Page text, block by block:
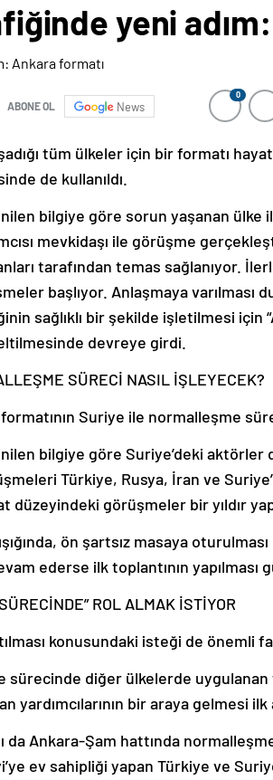
yeni
ABONE OL News
0
tüm ülkeler için bir formatı
de kullanıldı.
bilgiye göre sorun yaşanan ülke
mevkidaşı ile görüşme
tarafından temas sağlanıyor.
başlıyor. Anlaşmaya varılması
sağlıklı bir şekilde işletilmesi için
devreye girdi.
SÜRECİ NASIL İŞLEYECEK?
Suriye ile normalleşme
bilgiye göre Suriye’deki aktörler
Türkiye, Rusya, İran ve
düzeyindeki görüşmeler bir yıldır
ön şartsız masaya
ederse ilk toplantının yapılması
ROL ALMAK İSTİYOR
konusundaki isteği de önemli
sürecinde diğer ülkelerde
yardımcılarının bir araya gelmesi ilk
da Ankara-Şam hattında
ev sahipliği yapan Türkiye ve